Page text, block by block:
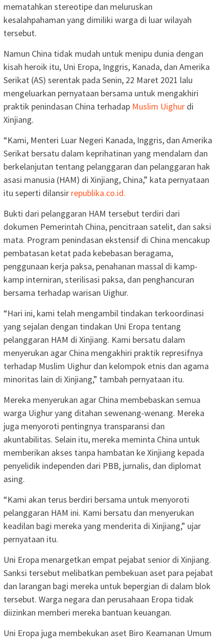
mematahkan stereotipe dan meluruskan
kesalahpahaman yang dimiliki warga di luar wilayah
tersebut.
Namun China tidak mudah untuk menipu dunia dengan
kisah heroik itu, Uni Eropa, Inggris, Kanada, dan Amerika
Serikat (AS) serentak pada Senin, 22 Maret 2021 lalu
mengeluarkan pernyataan bersama untuk mengakhiri
praktik penindasan China terhadap Muslim Uighur di
Xinjiang.
“Kami, Menteri Luar Negeri Kanada, Inggris, dan Amerika
Serikat bersatu dalam keprihatinan yang mendalam dan
berkelanjutan tentang pelanggaran dan pelanggaran hak
asasi manusia (HAM) di Xinjiang, China,” kata pernyataan
itu seperti dilansir republika.co.id.
Bukti dari pelanggaran HAM tersebut terdiri dari
dokumen Pemerintah China, pencitraan satelit, dan saksi
mata. Program penindasan ekstensif di China mencakup
pembatasan ketat pada kebebasan beragama,
penggunaan kerja paksa, penahanan massal di kamp-
kamp interniran, sterilisasi paksa, dan penghancuran
bersama terhadap warisan Uighur.
“Hari ini, kami telah mengambil tindakan terkoordinasi
yang sejalan dengan tindakan Uni Eropa tentang
pelanggaran HAM di Xinjiang. Kami bersatu dalam
menyerukan agar China mengakhiri praktik represifnya
terhadap Muslim Uighur dan kelompok etnis dan agama
minoritas lain di Xinjiang,” tambah pernyataan itu.
Mereka menyerukan agar China membebaskan semua
warga Uighur yang ditahan sewenang-wenang. Mereka
juga menyoroti pentingnya transparansi dan
akuntabilitas. Selain itu, mereka meminta China untuk
memberikan akses tanpa hambatan ke Xinjiang kepada
penyelidik independen dari PBB, jurnalis, dan diplomat
asing.
“Kami akan terus berdiri bersama untuk menyoroti
pelanggaran HAM ini. Kami bersatu dan menyerukan
keadilan bagi mereka yang menderita di Xinjiang,” ujar
pernyataan itu.
Uni Eropa menargetkan empat pejabat senior di Xinjiang.
Sanksi tersebut melibatkan pembekuan aset para pejabat
dan larangan bagi mereka untuk bepergian di dalam blok
tersebut. Warga negara dan perusahaan Eropa tidak
diizinkan memberi mereka bantuan keuangan.
Uni Eropa juga membekukan aset Biro Keamanan Umum